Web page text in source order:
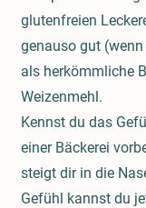
glutenfreien
genauso gut
als herkömmliche
Weizenmehl.
Kennst du das
einer Bäckerei
steigt dir in die
Gefühl kannst du